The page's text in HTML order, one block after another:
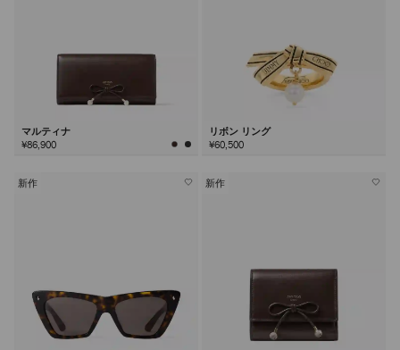
マルティナ
¥86,900
リボン リング
¥60,500
新作 新作